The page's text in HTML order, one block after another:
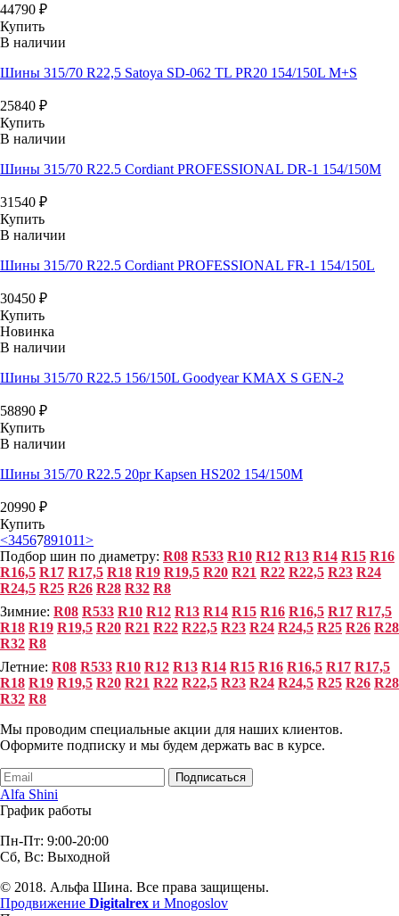
44790 ₽
Купить
В наличии
Шины 315/70 R22,5 Satoya SD-062 TL PR20 154/150L M+S
25840 ₽
Купить
В наличии
Шины 315/70 R22.5 Cordiant PROFESSIONAL DR-1 154/150M
31540 ₽
Купить
В наличии
Шины 315/70 R22.5 Cordiant PROFESSIONAL FR-1 154/150L
30450 ₽
Купить
Новинка
В наличии
Шины 315/70 R22.5 156/150L Goodyear KMAX S GEN-2
58890 ₽
Купить
В наличии
Шины 315/70 R22.5 20pr Kapsen HS202 154/150M
20990 ₽
Купить
<34567891011>
Подбор шин по диаметру: R08 R533 R10 R12 R13 R14 R15 R16
R16,5 R17 R17,5 R18 R19 R19,5 R20 R21 R22 R22,5 R23 R24
R24,5 R25 R26 R28 R32 R8
Зимние: R08 R533 R10 R12 R13 R14 R15 R16 R16,5 R17 R17,5
R18 R19 R19,5 R20 R21 R22 R22,5 R23 R24 R24,5 R25 R26 R28
R32 R8
Летние: R08 R533 R10 R12 R13 R14 R15 R16 R16,5 R17 R17,5
R18 R19 R19,5 R20 R21 R22 R22,5 R23 R24 R24,5 R25 R26 R28
R32 R8
Мы проводим специальные акции для наших клиентов.
Оформите подписку и мы будем держать вас в курсе.
Подписаться
Alfa Shini
График работы
Пн-Пт: 9:00-20:00
Сб, Вс: Выходной
© 2018. Альфа Шина. Все права защищены.
Продвижение Digitalrex и Mnogoslov